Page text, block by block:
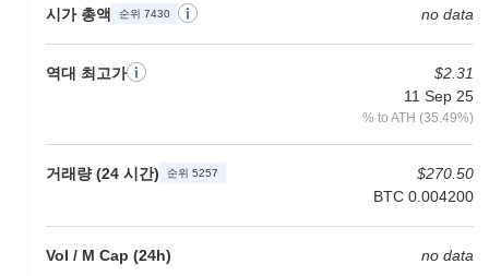
시가 총액 순위 7430 no data
역대 최고가
$2.31
11 Sep 25
% to ATH (35.49%)
거래량 (24 시간) 순위 5257
$270.50
BTC 0.004200
Vol / M Cap (24h) no data
려지지 않았음을 시사합니다.
REALX는 누구를 위해 설계되었나요?
REALX는 블록체인 솔루션을 운영에 통합하려는 개발자와 기업을
위해 주로 구축되었습니다. 목표 청중은 DeFi 공간 내에서 혁신적
인 프로젝트를 찾는 투자자와 디지털 자산 관리 향상에 집중하는
과 채택을 촉진하여 블록체인 생태계에서 성장과 유용성을 이끌어
REALX는 어떻게 보안이 유지되나요?
REALX는 권한 증명(Proof of Authority, PoA)이라는 독특한 합의